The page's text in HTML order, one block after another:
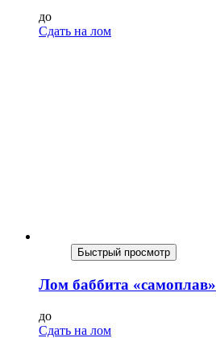
до
Сдать на лом
Быстрый просмотр
Лом баббита «самоплав»
до
Сдать на лом